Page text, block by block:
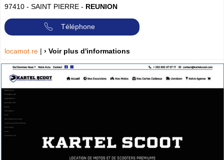
97410 - SAINT PIERRE - REUNION
Téléphone
locamot.re | › Voir plus d'informations